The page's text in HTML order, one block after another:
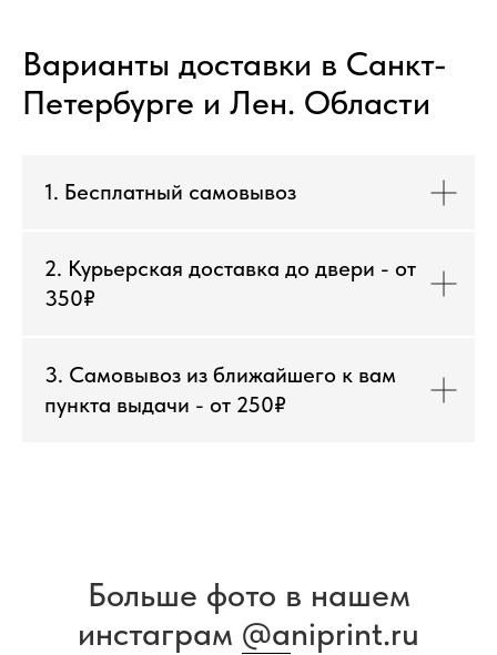
Варианты доставки в Санкт-
Петербурге и Лен. Области
1. Бесплатный самовывоз
2. Курьерская доставка до двери - от
350₽
3. Самовывоз из ближайшего к вам
пункта выдачи - от 250₽
Больше фото в нашем
инстаграм @aniprint.ru